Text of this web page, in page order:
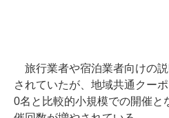
旅行業者や宿泊業者向けの
されていたが、地域共通クー
0名と比較的小規模での開催と